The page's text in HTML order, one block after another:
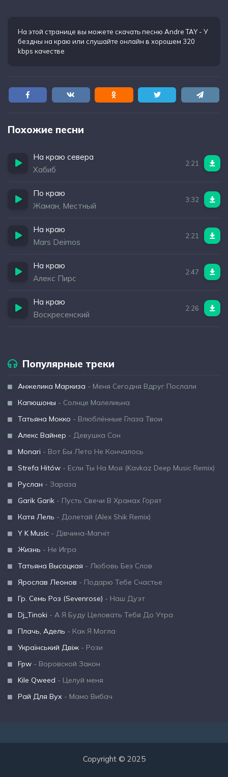
На этой странице вы можете скачать песню Andre TAY - У
бездны на краю или слушайте онлайн в хорошем 320
kbps качестве
Похожие песни
На краю севера
Хабиб
2:21
По краю
Жаман, Местный
3:32
На краю
Mars Deimos
2:21
На краю
Алекс Пирс
2:47
На краю
Воскресенский
2:26
Популярные треки
Анжелика Маркиза - Меня Сегодня Вдруг Послали
Капюшоны - Солнце Малелиьна
Татьяна Мокко - Влюблённые Глаза Твои
Алекс Вайнер - Девушка Сон
Monari - Вот Бы Лето Не Кончалось
Strefa Hitów - Если Ты На Моя (Kavkaz Deep Music Remix)
Руслан - Зараза
Garik Garik - Пусть Свечи В Храмах Горят
Катя Лель - Долетай (Alex Shik Remix)
Y K Music - Дівчина-Магніт
Жизнь - Не Игра
Татьяна Высоцкая - Любовь Без Слов
Ярослав Леонов - Подарю Тебе Счастье
Гр. Семь Роз (Sevenrose) - Наш Дуэт
Dj_Tinoki - А Я Буду Целовать Тебя До Утра
Плачь, Адель - Как Я Могла
Український Двіж - Рози
Fpw - Воровской Закон
Kile Qweed - Целуй меня
Рай Для Вух - Мамо Вибач
Copyright © 2025